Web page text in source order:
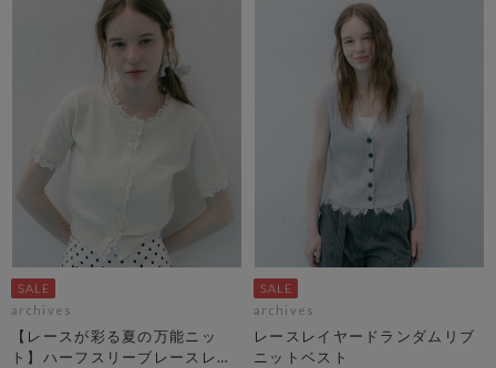
archives
【レースが彩る夏の万能ニッ
ト】ハーフスリーブレースレイ
archives
レースレイヤードランダムリブ
ニットベスト